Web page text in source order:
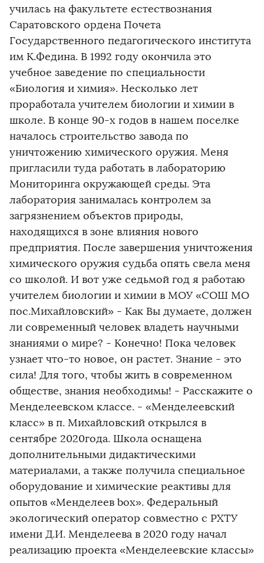
училась на факультете естествознания
Саратовского ордена Почета
Государственного педагогического института
им К.Федина. В 1992 году окончила это
учебное заведение по специальности
«Биология и химия». Несколько лет
проработала учителем биологии и химии в
школе. В конце 90-х годов в нашем поселке
началось строительство завода по
уничтожению химического оружия. Меня
пригласили туда работать в лабораторию
Мониторинга окружающей среды. Эта
лаборатория занималась контролем за
загрязнением объектов природы,
находящихся в зоне влияния нового
предприятия. После завершения уничтожения
химического оружия судьба опять свела меня
со школой. И вот уже седьмой год я работаю
учителем биологии и химии в МОУ «СОШ МО
пос.Михайловский» - Как Вы думаете, должен
ли современный человек владеть научными
знаниями о мире? - Конечно! Пока человек
узнает что-то новое, он растет. Знание - это
сила! Для того, чтобы жить в современном
обществе, знания необходимы! - Расскажите о
Менделеевском классе. - «Менделеевский
класс» в п. Михайловский открылся в
сентябре 2020года. Школа оснащена
дополнительными дидактическими
материалами, а также получила специальное
оборудование и химические реактивы для
опытов «Менделеев box». Федеральный
экологический оператор совместно с РХТУ
имени Д.И. Менделеева в 2020 году начал
реализацию проекта «Менделеевские классы»